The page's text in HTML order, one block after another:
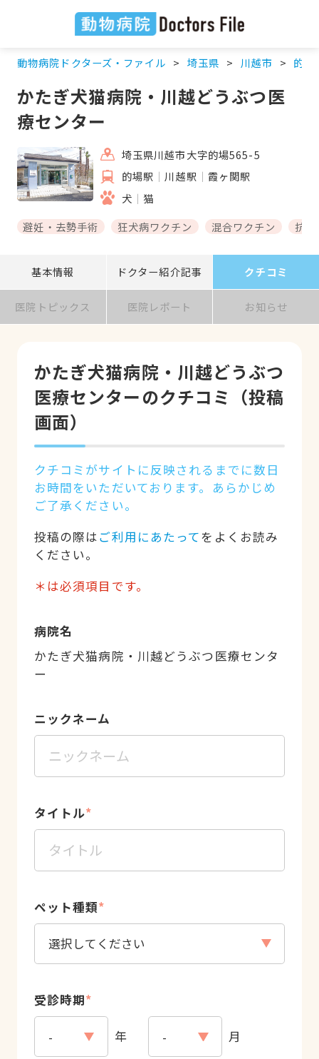
動物病院ドクターズ・ファイル 埼玉県 川越市 的場
かたぎ犬猫病院・川越どうぶつ医
療センター
埼玉県川越市大字的場565-5
的場駅
川越駅
霞ヶ関駅
犬
猫
避妊・去勢手術
狂犬病ワクチン 混合ワクチン 抗
基本情報 ドクター紹介記事 クチコミ
医院トピックス 医院レポート お知らせ
かたぎ犬猫病院・川越どうぶつ
医療センターのクチコミ（投稿
画面）
クチコミがサイトに反映されるまでに数日
お時間をいただいております。あらかじめ
ご了承ください。
投稿の際はご利用にあたってをよくお読み
ください。
＊は必須項目です。
病院名
かたぎ犬猫病院・川越どうぶつ医療センタ
ー
ニックネーム
タイトル*
ペット種類*
受診時期*
年 月